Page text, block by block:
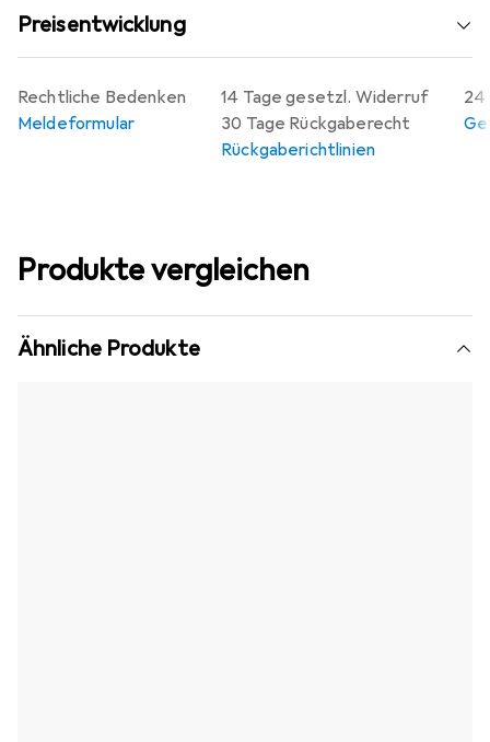
Preisentwicklung
14 Tage gesetzl. Widerruf
30 Tage Rückgaberecht
Rückgaberichtlinien
24
Rechtliche Bedenken
Meldeformular
Produkte vergleichen
Ähnliche Produkte